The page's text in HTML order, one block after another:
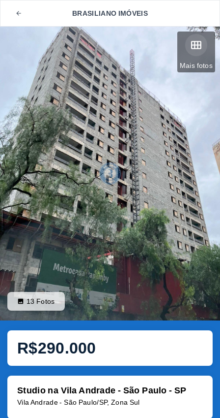
BRASILIANO IMÓVEIS
Mais fotos
13Fotos
R$290.000
Studio na Vila Andrade - São Paulo - SP
Vila Andrade - São Paulo/SP, Zona Sul